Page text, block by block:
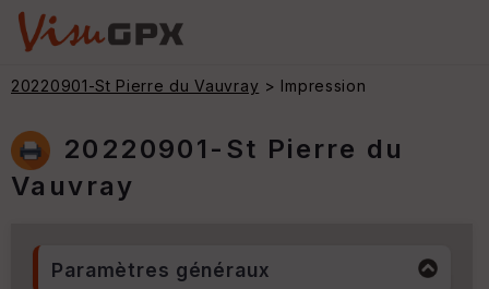
20220901-St Pierre du Vauvray > Impression
20220901-St Pierre du
Vauvray
Paramètres généraux